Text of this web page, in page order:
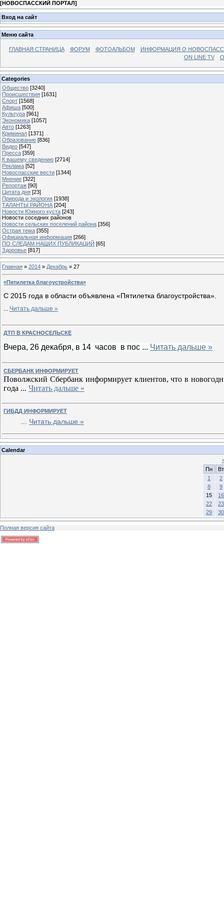
[НОВОСПАССКИЙ ПОРТАЛ]
Вход на сайт
Меню сайта
ГЛАВНАЯ СТРАНИЦА ФОРУМ ФОТОАЛЬБОМ
ИНФОРМАЦИЯ О
ON LINE TV
Categories
Общество [3240]
Происшествия [1631]
Спорт [1568]
Афиша [500]
Культура [961]
Экономика [1057]
Авто [1263]
Криминал [1371]
Образование [836]
Видео [547]
Пресса [359]
К вашему сведению [2714]
Реклама [52]
Новоспасские вести [1344]
Мнение [322]
Репортаж [90]
Цитата дня [23]
Природа и экология [1938]
ТАЛАНТЫ РАЙОНА [204]
Новости Южного куста [243]
Новости соседних районов
Новости сельских поселений района [356]
Острая тема [355]
Официальная информация [266]
ПО СЛЕДАМ НАШИХ ПУБЛИКАЦИЙ [65]
Здоровье [817]
Главная » 2014 » Декабрь » 27
«Пятилетка благоустройства»
С 2015 года в области объявлена «Пятилетка благоустройства».
Читать дальше »
ДТП В КРАСНОСЕЛЬСКЕ
Вчера, 26 декабря, в 14 часов в пос ... Читать дальше »
СБЕРБАНК ИНФОРМИРУЕТ
Поволжский Сбербанк информирует клиентов, что в
года ... Читать дальше »
ГИБДД ИНФОРМИРУЕТ
... Читать дальше »
Calendar
Пн
Вт
1
2
8
9
15
16
22
23
29
30
Полная версия сайта